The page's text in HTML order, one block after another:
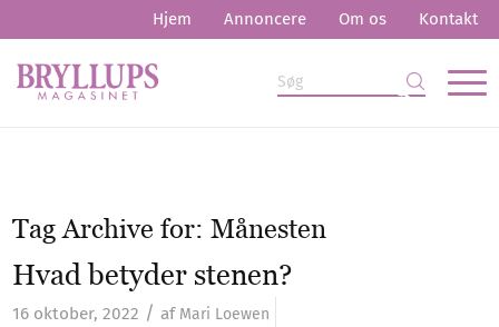
Hjem Annoncere Om os Kontakt
Tag Archive for:Månesten
Hvad betyder stenen?
16 oktober, 2022 / af Mari Loewen